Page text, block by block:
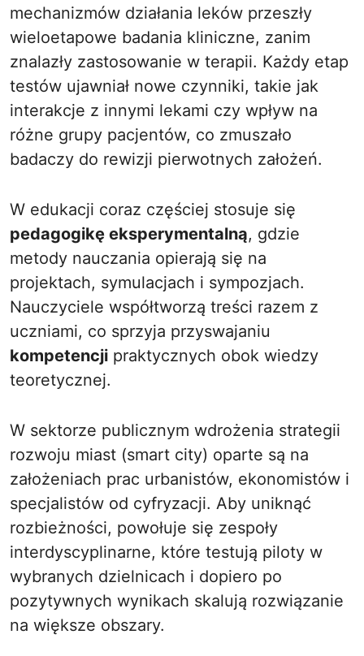
mechanizmów działania leków przeszły
wieloetapowe badania kliniczne, zanim
znalazły zastosowanie w terapii. Każdy etap
testów ujawniał nowe czynniki, takie jak
interakcje z innymi lekami czy wpływ na
różne grupy pacjentów, co zmuszało
badaczy do rewizji pierwotnych założeń.
W edukacji coraz częściej stosuje się
pedagogikę eksperymentalną, gdzie
metody nauczania opierają się na
projektach, symulacjach i sympozjach.
Nauczyciele współtworzą treści razem z
uczniami, co sprzyja przyswajaniu
kompetencji praktycznych obok wiedzy
teoretycznej.
W sektorze publicznym wdrożenia strategii
rozwoju miast (smart city) oparte są na
założeniach prac urbanistów, ekonomistów i
specjalistów od cyfryzacji. Aby uniknąć
rozbieżności, powołuje się zespoły
interdyscyplinarne, które testują piloty w
wybranych dzielnicach i dopiero po
pozytywnych wynikach skalują rozwiązanie
na większe obszary.